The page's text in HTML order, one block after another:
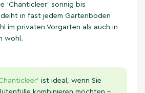
‘Chanticleer’ sonnig bis
in fast jedem Gartenboden
im privaten Vorgarten als auch in
wohl.
ist ideal, wenn Sie